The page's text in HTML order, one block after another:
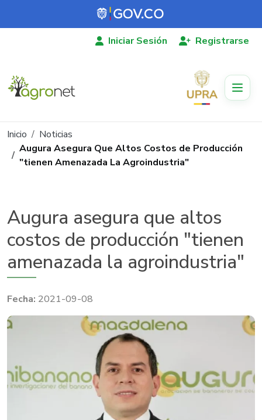
Pasar al contenido principal
Iniciar Sesión Registrarse
Ruta de navegación
Inicio
Noticias
Augura Asegura Que Altos Costos de Producción
"tienen Amenazada La Agroindustria"
Augura asegura que altos
costos de producción "tienen
amenazada la agroindustria"
2021-09-08